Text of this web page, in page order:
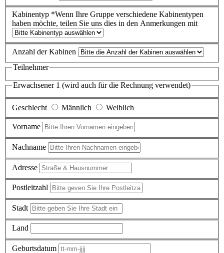
Kabinentyp *Wenn Ihre Gruppe verschiedene Kabinentypen
haben möchte, teilen Sie uns dies in den Anmerkungen mit
Anzahl der Kabinen
Teilnehmer
Erwachsener 1 (wird auch für die Rechnung verwendet)
Geschlecht Männlich Weiblich
Vorname
Nachname
Adresse
Postleitzahl
Stadt
Land
Geburtsdatum